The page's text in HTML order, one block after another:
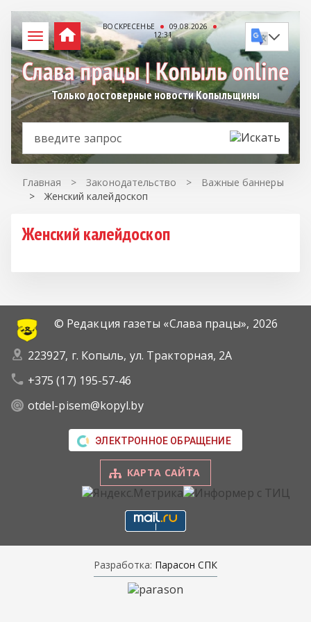
ВОСКРЕСЕНЬЕ
09.08.2026
12:31
Только достоверные новости Копыльщины
Главная > Законодательство >
Важные баннеры
>
Женский калейдоскоп
Женский калейдоскоп
© Редакция газеты «Слава працы», 2026
223927, г. Копыль, ул. Тракторная, 2А
+375 (17) 195-57-46
otdel-pisem@kopyl.by
ЭЛЕКТРОННОЕ ОБРАЩЕНИЕ
КАРТА САЙТА
Разработка: Парасон СПК